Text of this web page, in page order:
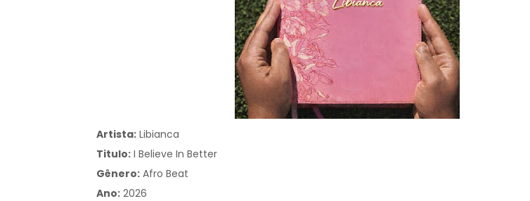
Artista: Libianca
Titulo: I Believe In Better
Gênero: Afro Beat
Ano: 2026